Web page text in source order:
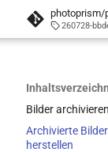
photoprism/
260728-
Bilder archivieren
Archivierte
herstellen